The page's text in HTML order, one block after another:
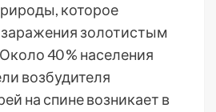
которое
заражения золотистым
40 % населения
возбудителя
на спине возникает в